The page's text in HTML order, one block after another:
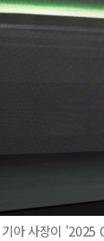
아 사장이 '2025